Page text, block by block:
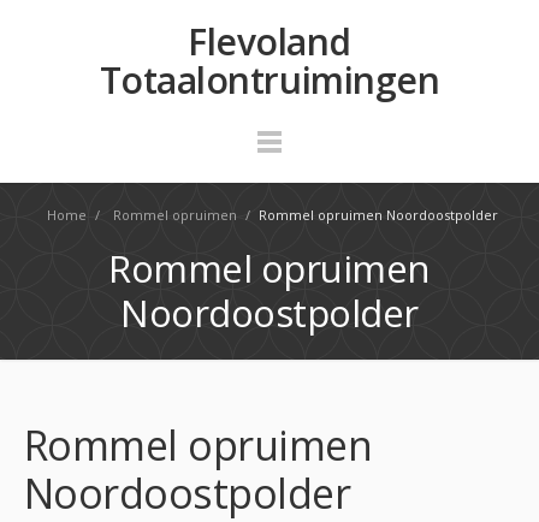
Flevoland
Totaalontruimingen
Home / Rommel opruimen / Rommel opruimen Noordoostpolder
Rommel opruimen
Noordoostpolder
Rommel opruimen
Noordoostpolder